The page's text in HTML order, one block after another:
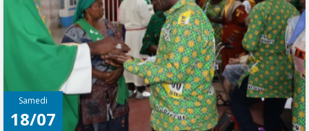
Samedi
18/07